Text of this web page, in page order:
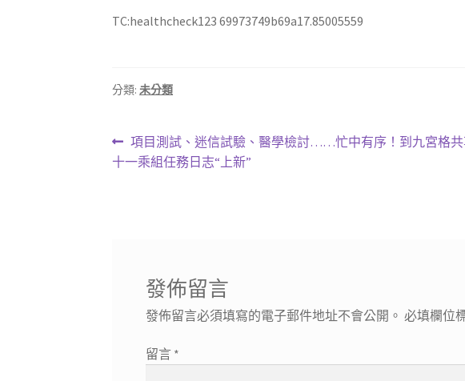
TC:healthcheck123 69973749b69a17.85005559
分類:未分類
文
章
上
一
項目測試、迷信試驗、醫學檢討……忙中有序！到九宮格共
十一乘組任務日志“上新”
發佈留言
發佈留言必須填寫的電子郵件地址不會公開。 必填欄位
留言 *